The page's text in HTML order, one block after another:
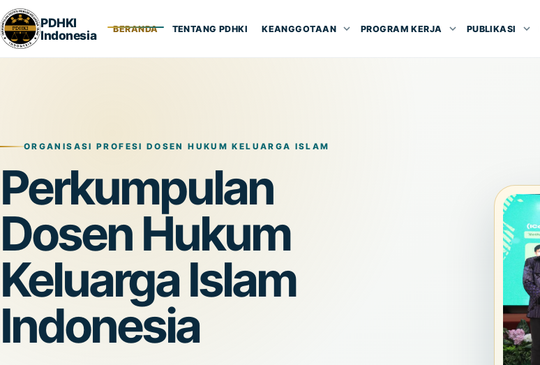
PDHKI
Indonesia
BERANDA TENTANG PDHKI KEANGGOTAAN PROGRAM KERJA PUBLIKASI
ORGANISASI PROFESI DOSEN HUKUM KELUARGA ISLAM
Perkumpulan
Dosen Hukum
Keluarga Islam
Indonesia